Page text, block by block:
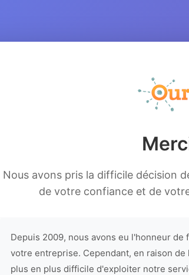
Nous avons pris la difficile décision
de votre confiance et de
Depuis 2009, nous avons eu l'honneur
votre entreprise. Cependant, en raison
plus en plus difficile d'exploiter notre